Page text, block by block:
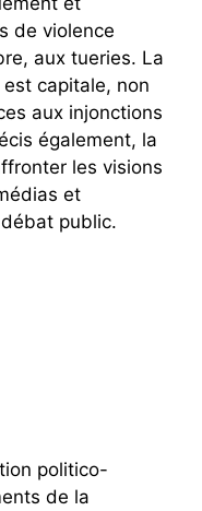
de violence
aux tueries. La
capitale, non
aux injonctions
également, la
les visions
et
public.
politico-
de la